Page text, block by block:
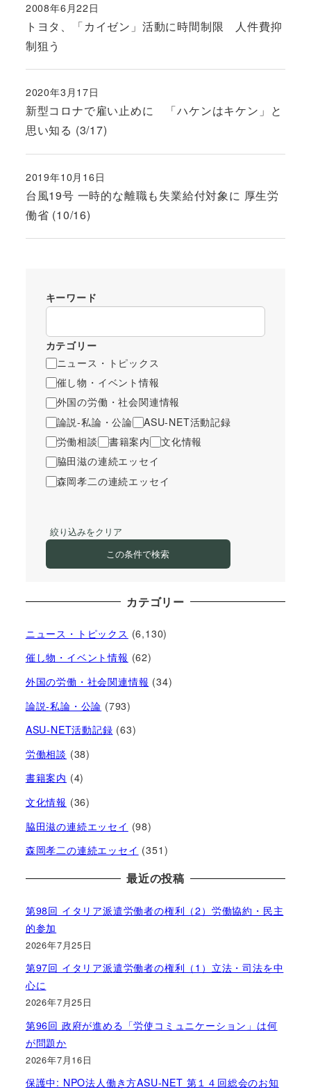
トヨタ、「カイゼン」活動に時間制限 人件費抑
制狙う
投稿日
2008年6月22日
新型コロナで雇い止めに 「ハケンはキケン」と
思い知る (3/17)
投稿日
2020年3月17日
台風19号 一時的な離職も失業給付対象に 厚生労
働省 (10/16)
投稿日
2019年10月16日
キーワード
カテゴリー
ニュース・トピックス
催し物・イベント情報
外国の労働・社会関連情報
論説-私論・公論
ASU-NET活動記録
労働相談
書籍案内
文化情報
脇田滋の連続エッセイ
森岡孝二の連続エッセイ
絞り込みをクリア
この条件で検索
カテゴリー
ニュース・トピックス (6,130)
催し物・イベント情報 (62)
外国の労働・社会関連情報 (34)
論説-私論・公論 (793)
ASU-NET活動記録 (63)
労働相談 (38)
書籍案内 (4)
文化情報 (36)
脇田滋の連続エッセイ (98)
森岡孝二の連続エッセイ (351)
最近の投稿
第98回 イタリア派遣労働者の権利（2）労働協約・民主
的参加
2026年7月25日
第97回 イタリア派遣労働者の権利（1）立法・司法を中
心に
2026年7月25日
第96回 政府が進める「労使コミュニケーション」は何
が問題か
2026年7月16日
保護中: NPO法人働き方ASU-NET 第１４回総会のお知